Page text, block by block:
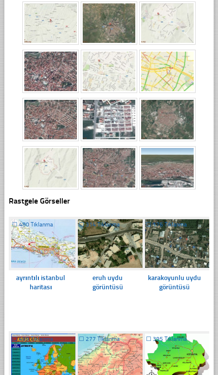
Rastgele Görseller
☐480 Tıklanma
ayrıntılı istanbul
haritası
☐314 Tıklanma
eruh uydu
görüntüsü
☐176 Tıklanma
karakoyunlu uydu
görüntüsü
☐499 Tıklanma ☐ 277 Tıklanma ☐ 395 Tıklanma